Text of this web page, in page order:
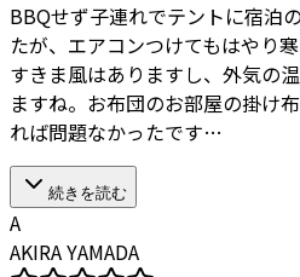
BBQせず子連れでテントに宿泊
たが、エアコンつけてもはやり
すきま風はありますし、外気の
ますね。お布団のお部屋の掛け
れば問題なかったです…
続きを読む
A
AKIRA YAMADA